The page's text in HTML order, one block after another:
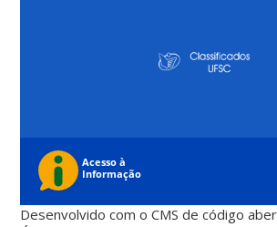
Desenvolvido com o CMS de código